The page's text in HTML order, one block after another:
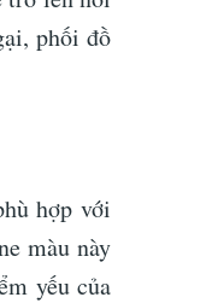
phối đồ
hợp với
màu này
yếu của